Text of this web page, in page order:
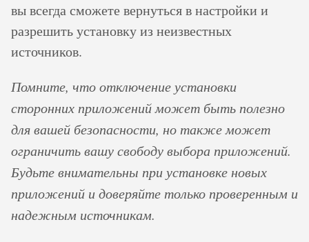
вы всегда сможете вернуться в настройки и
разрешить установку из неизвестных
источников.
Помните, что отключение установки
сторонних приложений может быть полезно
для вашей безопасности, но также может
ограничить вашу свободу выбора приложений.
Будьте внимательны при установке новых
приложений и доверяйте только проверенным и
надежным источникам.